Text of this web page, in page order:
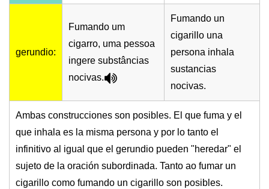
gerundio:
Fumando um
cigarro, uma pessoa
ingere substâncias
nocivas.
Fumando un
cigarillo una
persona inhala
sustancias
nocivas.
Ambas construcciones son posibles. El que fuma y el
que inhala es la misma persona y por lo tanto el
infinitivo al igual que el gerundio pueden "heredar" el
sujeto de la oración subordinada. Tanto ao fumar un
cigarillo como fumando un cigarillo son posibles.